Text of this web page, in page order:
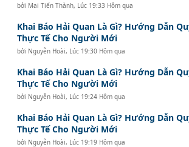
bởi Mai Tiến Thành, Lúc 19:33 Hôm qua
Khai Báo Hải Quan Là Gì? Hướng Dẫn
Thực Tế Cho Người Mới
bởi Nguyễn Hoài, Lúc 19:30 Hôm qua
Khai Báo Hải Quan Là Gì? Hướng Dẫn
Thực Tế Cho Người Mới
bởi Nguyễn Hoài, Lúc 19:24 Hôm qua
Khai Báo Hải Quan Là Gì? Hướng Dẫn
Thực Tế Cho Người Mới
bởi Nguyễn Hoài, Lúc 19:19 Hôm qua